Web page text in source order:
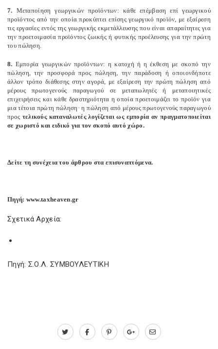
7. Μεταποίηση γεωργικών προϊόντων: κάθε επέμβαση επί γεωργικού
προϊόντος από την οποία προκύπτει επίσης γεωργικό προϊόν, με εξαίρεση
τις εργασίες εντός της γεωργικής εκμετάλλευσης που είναι απαραίτητες για
την προετοιμασία προϊόντος ζωικής ή φυτικής προέλευσης για την πρώτη
του πώληση.
8. Εμπορία γεωργικών προϊόντων: η κατοχή ή η έκθεση με σκοπό την
πώληση, την προσφορά προς πώληση, την παράδοση ή οποιονδήποτε
άλλον τρόπο διάθεσης στην αγορά, με εξαίρεση την πρώτη πώληση από
μέρους πρωτογενούς παραγωγού σε μεταπωλητές ή μεταποιητικές
επιχειρήσεις και κάθε δραστηριότητα η οποία προετοιμάζει το προϊόν για
μια τέτοια πρώτη πώληση· η πώληση από μέρους πρωτογενούς παραγωγού
προς τελικούς καταναλωτές λογίζεται ως εμπορία αν πραγματοποιείται
σε χωριστό και ειδικό για τον σκοπό αυτό χώρο.
Δείτε τη συνέχεια του άρθρου στα επισυναπτόμενα.
Πηγή: www.taxheaven.gr
Σχετικά Αρχεία:
Πηγή: Σ.Ο.Λ. ΣΥΜΒΟΥΛΕΥΤΙΚΗ